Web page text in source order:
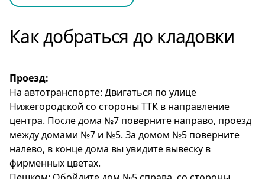
Как добраться до кладовки
Проезд:
На автотранспорте: Двигаться по улице
Нижегородской со стороны ТТК в направление
центра. После дома №7 поверните направо, проезд
между домами №7 и №5. За домом №5 поверните
налево, в конце дома вы увидите вывеску в
фирменных цветах.